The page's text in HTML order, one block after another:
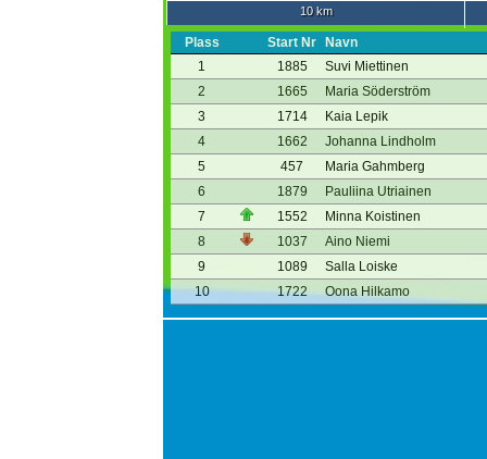
10 km
Plass Start Nr
Navn
1
1885
Suvi Miettinen
2
1665
Maria Söderström
3
1714
Kaia Lepik
4
1662
Johanna Lindholm
5
457
Maria Gahmberg
6
1879
Pauliina Utriainen
7
1552
Minna Koistinen
8
1037
Aino Niemi
9
1089
Salla Loiske
10
1722 Oona Hilkamo